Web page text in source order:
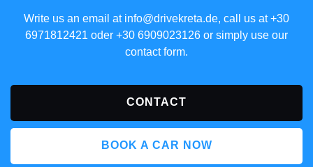
Write us an email at info@drivekreta.de, call us at+30
6971812421 oder +30 6909023126 or simply use our
contact form.
CONTACT
BOOK A CAR NOW